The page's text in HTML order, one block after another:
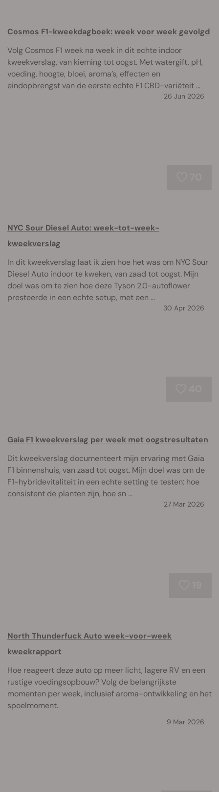
Cosmos F1-kweekdagboek: week voor week gevolgd
Volg Cosmos F1 week na week in dit echte indoor
kweekverslag, van kieming tot oogst. Met watergift, pH,
voeding, hoogte, bloei, aroma’s, effecten en
eindopbrengst van de eerste echte F1 CBD-variëteit ...
26 Jun 2026
NYC Sour Diesel Auto: week-tot-week-
kweekverslag
In dit kweekverslag laat ik zien hoe het was om NYC Sour
Diesel Auto indoor te kweken, van zaad tot oogst. Mijn
doel was om te zien hoe deze Tyson 2.0-autoflower
presteerde in een echte setup, met een ...
30 Apr 2026
Gaia F1 kweekverslag per week met oogstresultaten
Dit kweekverslag documenteert mijn ervaring met Gaia
F1 binnenshuis, van zaad tot oogst. Mijn doel was om de
F1-hybridevitaliteit in een echte setting te testen: hoe
consistent de planten zijn, hoe sn ...
27 Mar 2026
North Thunderfuck Auto week-voor-week
kweekrapport
Hoe reageert deze auto op meer licht, lagere RV en een
rustige voedingsopbouw? Volg de belangrijkste
momenten per week, inclusief aroma-ontwikkeling en het
spoelmoment.
9 Mar 2026